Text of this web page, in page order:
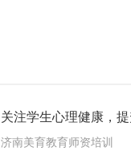
关注学生心理健康，
济南美育教育师资培训